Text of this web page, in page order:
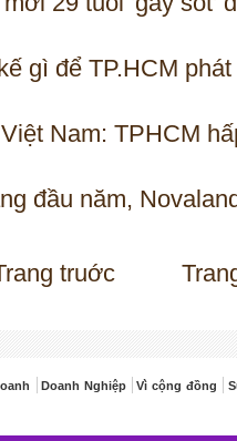
gì để TP.HCM
Nam: TPHCM
đầu năm,
truớc
Doanh Nghiệp Vì cộng đồng